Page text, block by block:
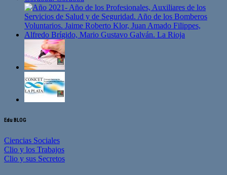
Edu BLOG
Ciencias Sociales
Clio y los Trabajos
Clio y sus Secretos